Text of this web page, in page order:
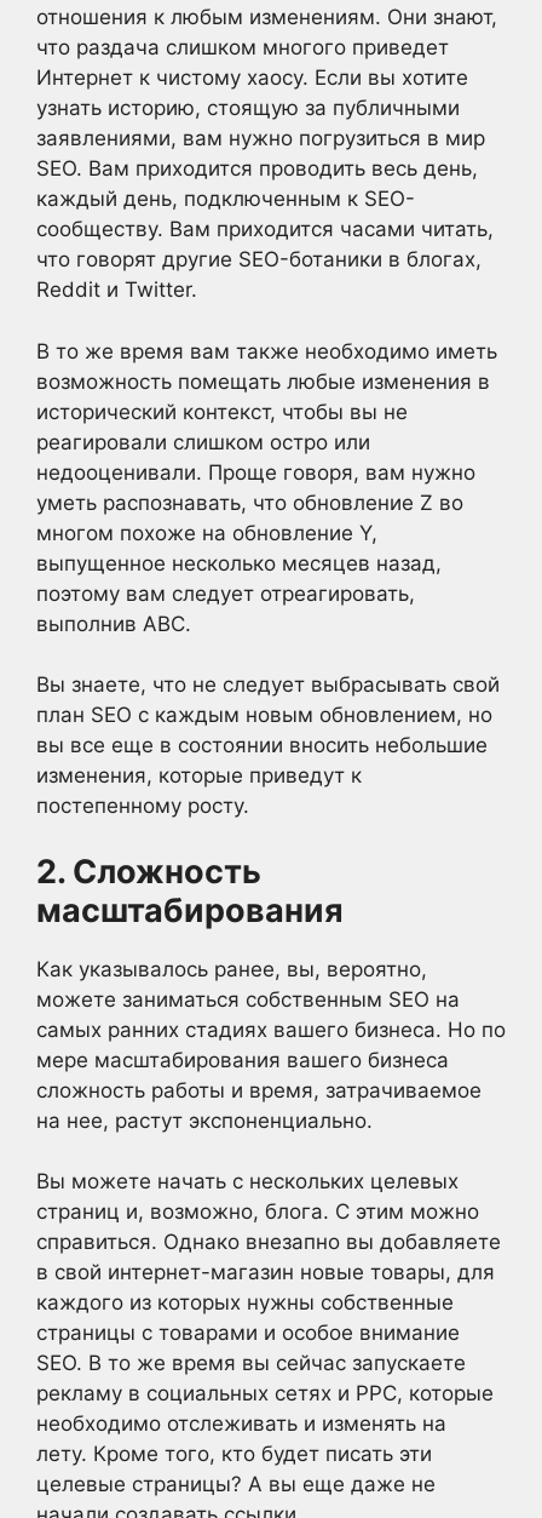
отношения к любым изменениям. Они знают,
что раздача слишком многого приведет
Интернет к чистому хаосу. Если вы хотите
узнать историю, стоящую за публичными
заявлениями, вам нужно погрузиться в мир
SEO. Вам приходится проводить весь день,
каждый день, подключенным к SEO-
сообществу. Вам приходится часами читать,
что говорят другие SEO-ботаники в блогах,
Reddit и Twitter.
В то же время вам также необходимо иметь
возможность помещать любые изменения в
исторический контекст, чтобы вы не
реагировали слишком остро или
недооценивали. Проще говоря, вам нужно
уметь распознавать, что обновление Z во
многом похоже на обновление Y,
выпущенное несколько месяцев назад,
поэтому вам следует отреагировать,
выполнив ABC.
Вы знаете, что не следует выбрасывать свой
план SEO с каждым новым обновлением, но
вы все еще в состоянии вносить небольшие
изменения, которые приведут к
постепенному росту.
2. Сложность
масштабирования
Как указывалось ранее, вы, вероятно,
можете заниматься собственным SEO на
самых ранних стадиях вашего бизнеса. Но по
мере масштабирования вашего бизнеса
сложность работы и время, затрачиваемое
на нее, растут экспоненциально.
Вы можете начать с нескольких целевых
страниц и, возможно, блога. С этим можно
справиться. Однако внезапно вы добавляете
в свой интернет-магазин новые товары, для
каждого из которых нужны собственные
страницы с товарами и особое внимание
SEO. В то же время вы сейчас запускаете
рекламу в социальных сетях и PPC, которые
необходимо отслеживать и изменять на
лету. Кроме того, кто будет писать эти
целевые страницы? А вы еще даже не